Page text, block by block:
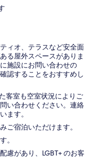
ィオ、テラスなど安全面
る屋外スペースがありま
施設にお問い合わせの
認することをおすすめし
客室も空室状況によりご
い合わせください。連絡
ます。
ご宿泊いただけます。
。
慮があり、LGBT+ のお客